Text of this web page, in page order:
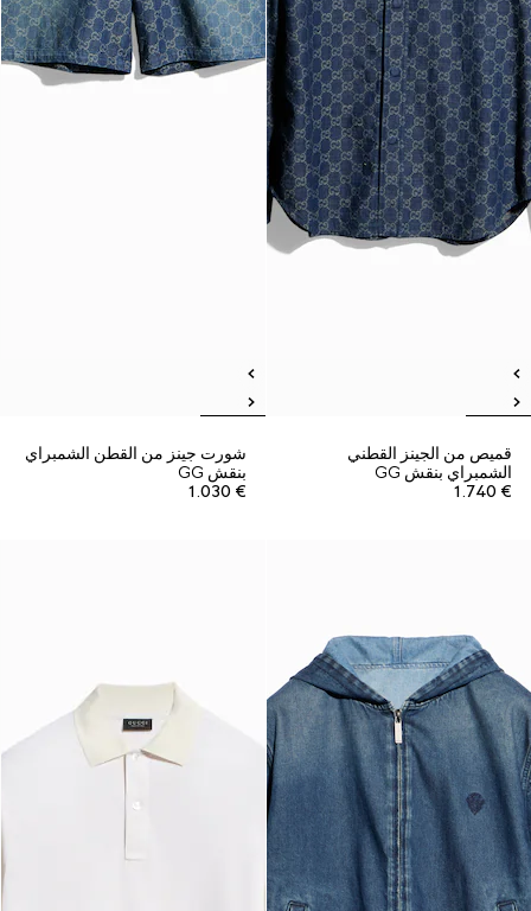
قميص من الجينز القطني
الشمبراي بنقش GG
€ 1.740
شورت جينز من القطن الشمبراي
بنقش GG
€ 1.030